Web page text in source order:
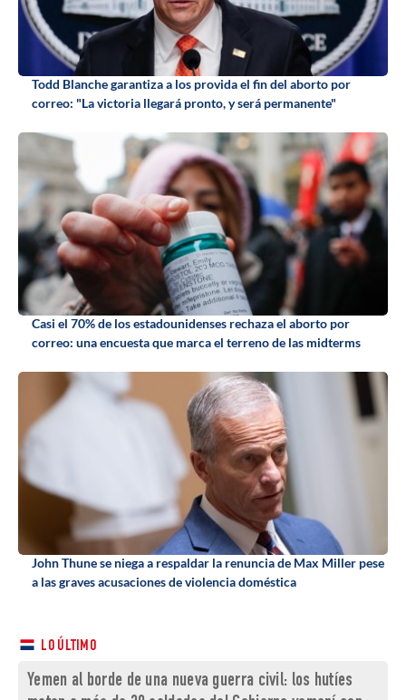
Todd Blanche garantiza a los provida el fin del aborto por
correo: "La victoria llegará pronto, y será permanente"
Casi el 70% de los estadounidenses rechaza el aborto por
correo: una encuesta que marca el terreno de las midterms
John Thune se niega a respaldar la renuncia de Max Miller pese
a las graves acusaciones de violencia doméstica
LO ÚLTIMO
Yemen al borde de una nueva guerra civil: los hutíes